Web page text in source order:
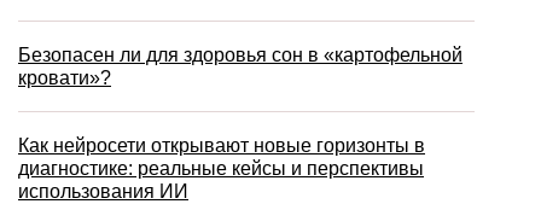
Безопасен ли для здоровья сон в «картофельной
кровати»?
Как нейросети открывают новые горизонты в
диагностике: реальные кейсы и перспективы
использования ИИ